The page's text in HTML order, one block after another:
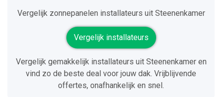
Vergelijk zonnepanelen installateurs uit Steenenkamer
Vergelijk installateurs
Vergelijk gemakkelijk installateurs uit Steenenkamer en
vind zo de beste deal voor jouw dak. Vrijblijvende
offertes, onafhankelijk en snel.